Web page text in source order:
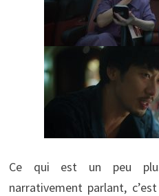
Ce qui est un peu
narrativement parlant,